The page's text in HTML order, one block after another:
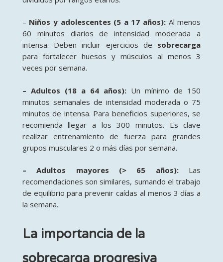
– Niños y adolescentes (5 a 17 años): Al menos
60 minutos diarios de intensidad moderada a
intensa. Deben incluir ejercicios de sobrecarga
para fortalecer huesos y músculos al menos 3
veces por semana.
– Adultos (18 a 64 años): Un mínimo de 150
minutos semanales de intensidad moderada o 75
minutos de intensa. Para beneficios superiores, se
recomienda llegar a los 300 minutos. Es clave
realizar entrenamiento de fuerza para grandes
grupos musculares 2 o más días por semana.
– Adultos mayores (> 65 años):Las
recomendaciones son similares, sumando el trabajo
de equilibrio para prevenir caídas al menos 3 días a
la semana.
La importancia de la
sobrecarga progresiva